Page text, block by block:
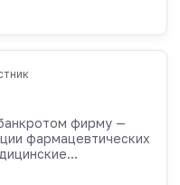
фирму —
фармацевтических